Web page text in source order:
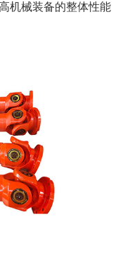
机械装备的整体性能